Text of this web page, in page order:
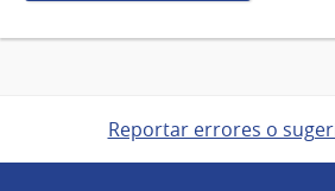
Reportar errores o